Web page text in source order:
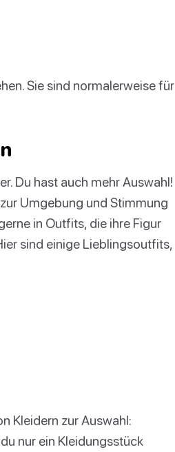
Sie sind normalerweise für
Du hast auch mehr Auswahl!
Umgebung und Stimmung
in Outfits, die ihre Figur
sind einige Lieblingsoutfits,
Kleidern zur Auswahl:
nur ein Kleidungsstück